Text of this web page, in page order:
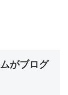
がブログ